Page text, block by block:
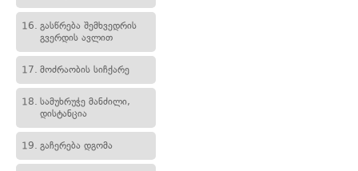
16. გასწრება შემხვედრის
გვერდის ავლით
17. მოძრაობის სიჩქარე
18. სამუხრუჭე მანძილი,
დისტანცია
19. გაჩერება დგომა